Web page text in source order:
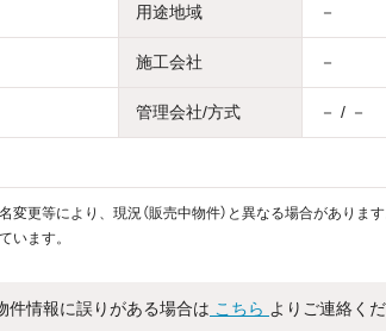
用途地域 －
施工会社 －
管理会社/方式 － / －
更等により、現況（販売中物件）と異なる場合があります
います。
件情報に誤りがある場合は こちら よりご連絡くだ